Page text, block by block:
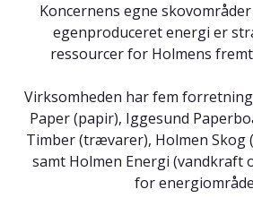
Koncernens egne
egenproduceret energi er
ressourcer for Holmens
Virksomheden har fem
Paper (papir), Iggesund
Timber (trævarer), Holmen Skog
samt Holmen Energi (vandkraft
for